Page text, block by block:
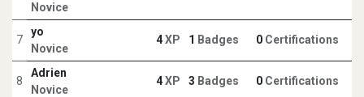
Novice
7
yo
Novice
4 XP 1 Badges 0 Certifications
8
Adrien
Novice
4 XP 3 Badges 0 Certifications